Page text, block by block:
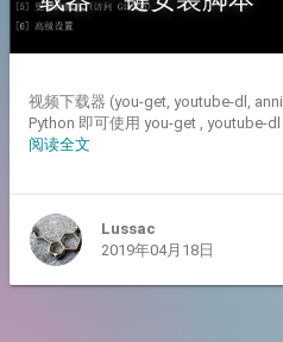
视频下载器 (you-get, youtube-dl,
Python 即可使用 you-get , youtube-
阅读全文
Lussac
2019年04月18日